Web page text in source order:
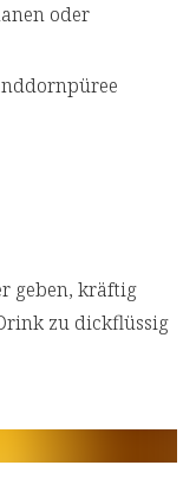
oder
geben, kräftig
zu dickflüssig